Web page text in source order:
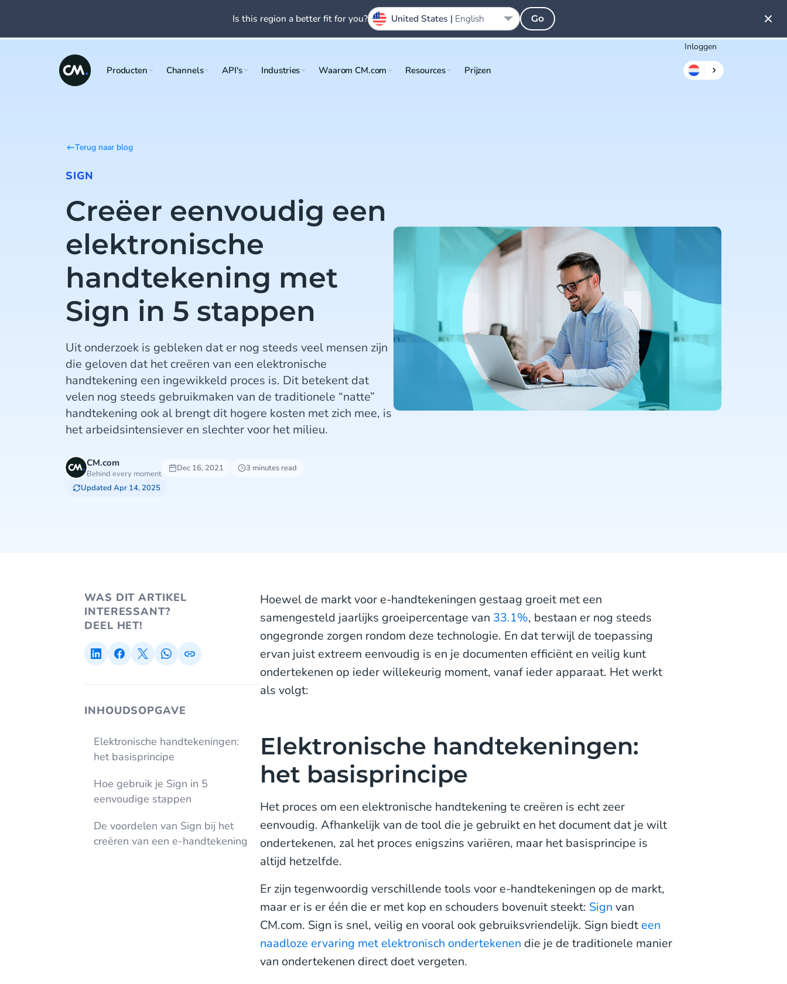
Inloggen
Producten Channels API's Industries Waarom CM.com Resources Prijzen
Terug naar blog
SIGN
Creëer eenvoudig een
elektronische
handtekening met
Sign in 5 stappen
Uit onderzoek is gebleken dat er nog steeds veel mensen zijn
die geloven dat het creëren van een elektronische
handtekening een ingewikkeld proces is. Dit betekent dat
velen nog steeds gebruikmaken van de traditionele “natte”
handtekening ook al brengt dit hogere kosten met zich mee, is
het arbeidsintensiever en slechter voor het milieu.
CM.com
Behind every moment
Dec 16, 2021
3 minutes read
Updated Apr 14, 2025
WAS DIT ARTIKEL
INTERESSANT?
DEEL HET!
INHOUDSOPGAVE
Elektronische handtekeningen:
het basisprincipe
Hoe gebruik je Sign in 5
eenvoudige stappen
De voordelen van Sign bij het
creëren van een e-handtekening
Hoewel de markt voor e-handtekeningen gestaag groeit met een
samengesteld jaarlijks groeipercentage van 33.1%, bestaan er nog steeds
ongegronde zorgen rondom deze technologie. En dat terwijl de toepassing
ervan juist extreem eenvoudig is en je documenten efficiënt en veilig kunt
ondertekenen op ieder willekeurig moment, vanaf ieder apparaat. Het werkt
als volgt:
Elektronische handtekeningen:
het basisprincipe
Het proces om een elektronische handtekening te creëren is echt zeer
eenvoudig. Afhankelijk van de tool die je gebruikt en het document dat je wilt
ondertekenen, zal het proces enigszins variëren, maar het basisprincipe is
altijd hetzelfde.
Er zijn tegenwoordig verschillende tools voor e-handtekeningen op de markt,
maar er is er één die er met kop en schouders bovenuit steekt: Sign van
CM.com. Sign is snel, veilig en vooral ook gebruiksvriendelijk. Sign biedt een
naadloze ervaring met elektronisch ondertekenen die je de traditionele manier
van ondertekenen direct doet vergeten.
Is this region a better fit for you? United States | English Go